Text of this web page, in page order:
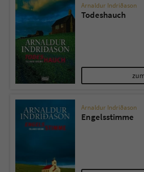
Arnaldur Indriðason
Todeshauch
Arnaldur Indriðason
Engelsstimme